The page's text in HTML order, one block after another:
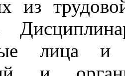
из
лица и